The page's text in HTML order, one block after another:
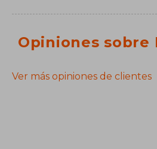
Opiniones sobre
Ver más opiniones de clientes